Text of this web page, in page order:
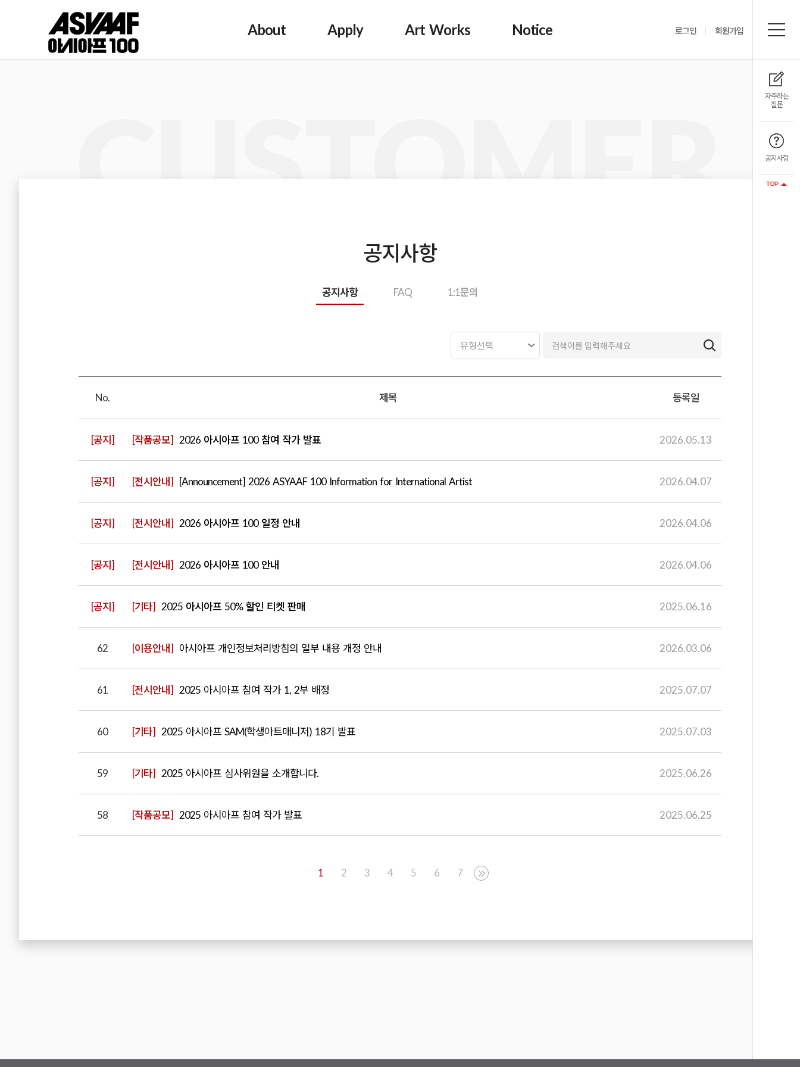
About Apply Art Works Notice 로그인 회원가입
자주하는
질문
공지사항
공지사항
공지사항 FAQ 1:1문의
No. 제목 등록일
[공지] [작품공모] 2026 아시아프 100 참여 작가 발표 2026.05.13
[공지] [전시안내] [Announcement] 2026 ASYAAF 100 Information for International Artist 2026.04.07
[공지] [전시안내] 2026 아시아프 100 일정 안내 2026.04.06
[공지] [전시안내] 2026 아시아프 100 안내 2026.04.06
[공지] [기타] 2025 아시아프 50% 할인 티켓 판매 2025.06.16
62 [이용안내] 아시아프 개인정보처리방침의 일부 내용 개정 안내 2026.03.06
61 [전시안내] 2025 아시아프 참여 작가 1, 2부 배정 2025.07.07
60 [기타] 2025 아시아프 SAM(학생아트매니저) 18기 발표 2025.07.03
59 [기타] 2025 아시아프 심사위원을 소개합니다. 2025.06.26
58 [작품공모] 2025 아시아프 참여 작가 발표 2025.06.25
1 2 3 4 5 6 7